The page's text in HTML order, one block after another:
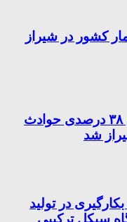
کشور در شیراز
فرهنگ سازی منجر به کاهش ۳۸ درصدی حوادث
شد
در تولید
سیکل ترکیبی